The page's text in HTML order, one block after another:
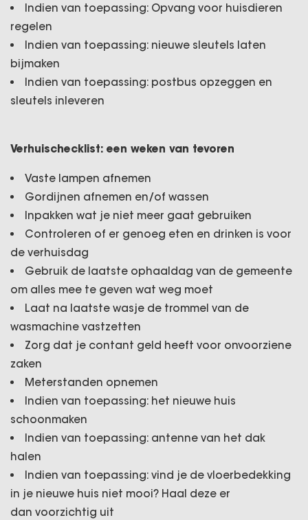
Indien van toepassing: Opvang voor huisdieren
regelen
Indien van toepassing: nieuwe sleutels laten
bijmaken
Indien van toepassing: postbus opzeggen en
sleutels inleveren
Verhuischecklist: een weken van tevoren
Vaste lampen afnemen
Gordijnen afnemen en/of wassen
Inpakken wat je niet meer gaat gebruiken
Controleren of er genoeg eten en drinken is voor
de verhuisdag
Gebruik de laatste ophaaldag van de gemeente
om alles mee te geven wat weg moet
Laat na laatste wasje de trommel van de
wasmachine vastzetten
Zorg dat je contant geld heeft voor onvoorziene
zaken
Meterstanden opnemen
Indien van toepassing: het nieuwe huis
schoonmaken
Indien van toepassing: antenne van het dak
halen
Indien van toepassing: vind je de vloerbedekking
in je nieuwe huis niet mooi? Haal deze er
dan voorzichtig uit